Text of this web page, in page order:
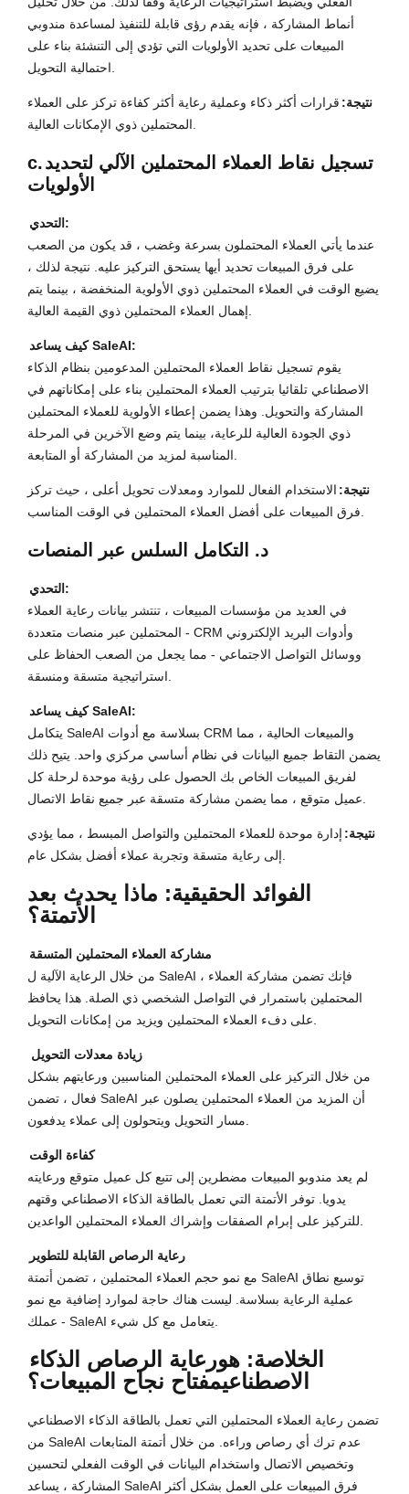
أنماط المشاركة ، فإنه يقدم رؤى قابلة للتنفيذ لمساعدة مندوبي
المبيعات على تحديد الأولويات التي تؤدي إلى التنشئة بناء على
احتمالية التحويل.
نتيجة: قرارات أكثر ذكاء وعملية رعاية أكثر كفاءة تركز على العملاء
المحتملين ذوي الإمكانات العالية.
c.تسجيل نقاط العملاء المحتملين الآلي لتحديد
الأولويات
التحدي:
عندما يأتي العملاء المحتملون بسرعة وغضب ، قد يكون من الصعب
على فرق المبيعات تحديد أيها يستحق التركيز عليه. نتيجة لذلك ،
يضيع الوقت في العملاء المحتملين ذوي الأولوية المنخفضة ، بينما يتم
إهمال العملاء المحتملين ذوي القيمة العالية.
كيف يساعد SaleAI:
يقوم تسجيل نقاط العملاء المحتملين المدعومين بنظام الذكاء
الاصطناعي تلقائيا بترتيب العملاء المحتملين بناء على إمكاناتهم في
المشاركة والتحويل. وهذا يضمن إعطاء الأولوية للعملاء المحتملين
ذوي الجودة العالية للرعاية، بينما يتم وضع الآخرين في المرحلة
المناسبة لمزيد من المشاركة أو المتابعة.
نتيجة: الاستخدام الفعال للموارد ومعدلات تحويل أعلى ، حيث تركز
فرق المبيعات على أفضل العملاء المحتملين في الوقت المناسب.
د. التكامل السلس عبر المنصات
التحدي:
في العديد من مؤسسات المبيعات ، تنتشر بيانات رعاية العملاء
المحتملين عبر منصات متعددة - CRM وأدوات البريد الإلكتروني
ووسائل التواصل الاجتماعي - مما يجعل من الصعب الحفاظ على
استراتيجية متسقة ومنسقة.
كيف يساعد SaleAI:
يتكامل SaleAI بسلاسة مع أدوات CRM والمبيعات الحالية ، مما
يضمن التقاط جميع البيانات في نظام أساسي مركزي واحد. يتيح ذلك
لفريق المبيعات الخاص بك الحصول على رؤية موحدة لرحلة كل
عميل متوقع ، مما يضمن مشاركة متسقة عبر جميع نقاط الاتصال.
نتيجة: إدارة موحدة للعملاء المحتملين والتواصل المبسط ، مما يؤدي
إلى رعاية متسقة وتجربة عملاء أفضل بشكل عام.
الفوائد الحقيقية: ماذا يحدث بعد
الأتمتة؟
مشاركة العملاء المحتملين المتسقة
من خلال الرعاية الآلية ل SaleAI ، فإنك تضمن مشاركة العملاء
المحتملين باستمرار في التواصل الشخصي ذي الصلة. هذا يحافظ
على دفء العملاء المحتملين ويزيد من إمكانات التحويل.
زيادة معدلات التحويل
من خلال التركيز على العملاء المحتملين المناسبين ورعايتهم بشكل
فعال ، تضمن SaleAI أن المزيد من العملاء المحتملين يصلون عبر
مسار التحويل ويتحولون إلى عملاء يدفعون.
كفاءة الوقت
لم يعد مندوبو المبيعات مضطرين إلى تتبع كل عميل متوقع ورعايته
يدويا. توفر الأتمتة التي تعمل بالطاقة الذكاء الاصطناعي وقتهم
للتركيز على إبرام الصفقات وإشراك العملاء المحتملين الواعدين.
رعاية الرصاص القابلة للتطوير
مع نمو حجم العملاء المحتملين ، تضمن أتمتة SaleAI توسيع نطاق
عملية الرعاية بسلاسة. ليست هناك حاجة لموارد إضافية مع نمو
عملك - SaleAI يتعامل مع كل شيء.
الخلاصة: هورعاية الرصاص الذكاء
الاصطناعيمفتاح نجاح المبيعات؟
تضمن رعاية العملاء المحتملين التي تعمل بالطاقة الذكاء الاصطناعي
من SaleAI عدم ترك أي رصاص وراءه. من خلال أتمتة المتابعات
وتخصيص الاتصال واستخدام البيانات في الوقت الفعلي لتحسين
المشاركة ، يساعد SaleAI فرق المبيعات على العمل بشكل أكثر